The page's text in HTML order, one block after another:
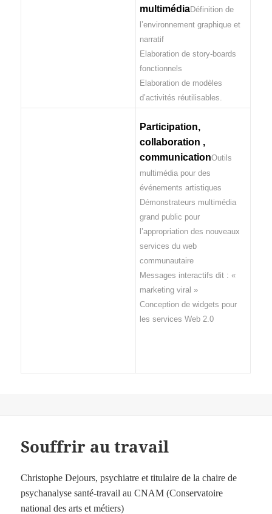
multimédiaDéfinition de
l’environnement graphique et
narratif
Elaboration de story-boards
fonctionnels
Elaboration de modèles
d’activités réutilisables.
Participation,
collaboration ,
communicationOutils
multimédia pour des
événements artistiques
Démonstrateurs multimédia
grand public pour
l’appropriation des nouveaux
services du web
communautaire
Messages interactifs dit : «
marketing viral »
Conception de widgets pour
les services Web 2.0
Souffrir au travail
Christophe Dejours, psychiatre et titulaire de la chaire de
psychanalyse santé-travail au CNAM (Conservatoire
national des arts et métiers)